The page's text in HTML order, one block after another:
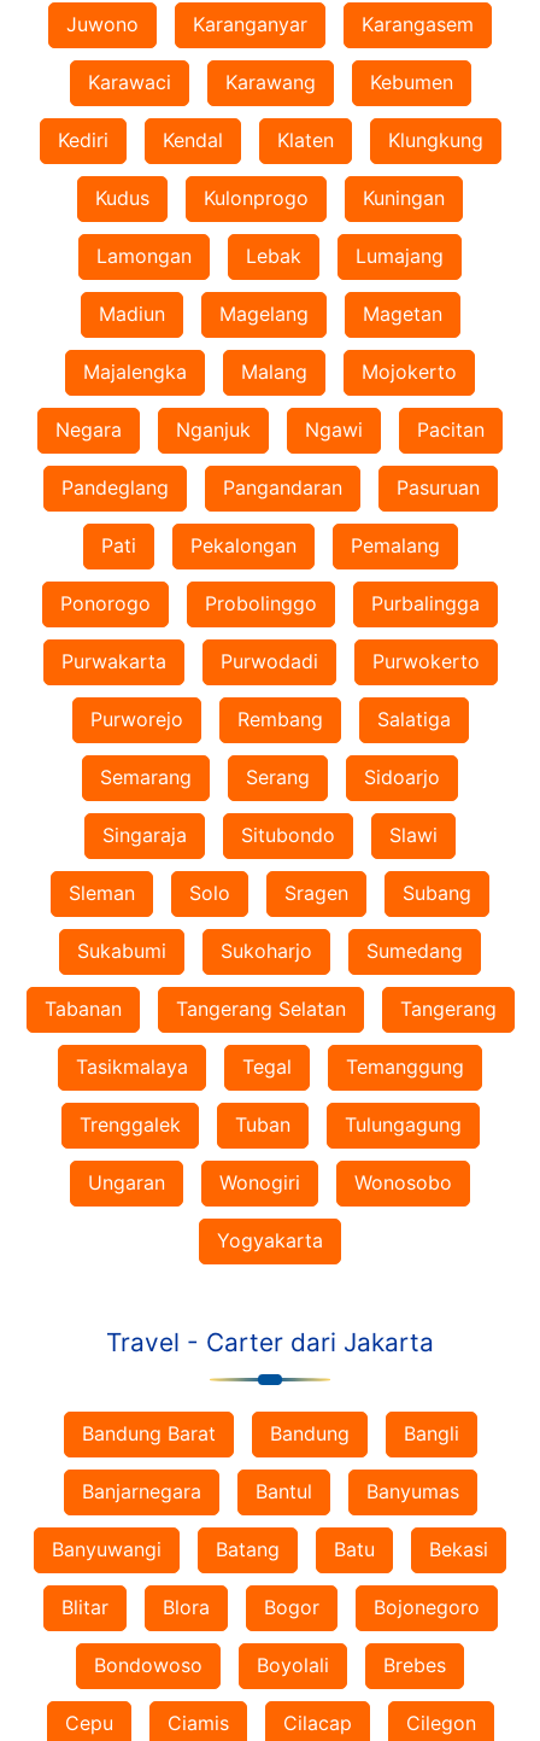
Juwono Karanganyar Karangasem
Karawaci Karawang Kebumen
Kediri Kendal Klaten Klungkung
Kudus Kulonprogo Kuningan
Lamongan Lebak Lumajang
Madiun Magelang Magetan
Majalengka Malang Mojokerto
Negara Nganjuk Ngawi Pacitan
Pandeglang Pangandaran Pasuruan
Pati Pekalongan Pemalang
Ponorogo Probolinggo Purbalingga
Purwakarta Purwodadi Purwokerto
Purworejo Rembang Salatiga
Semarang Serang Sidoarjo
Singaraja Situbondo Slawi
Sleman Solo Sragen Subang
Sukabumi Sukoharjo Sumedang
Tabanan Tangerang Selatan Tangerang
Tasikmalaya Tegal Temanggung
Trenggalek Tuban Tulungagung
Ungaran Wonogiri Wonosobo
Yogyakarta
Travel - Carter dari Jakarta
Bandung Barat Bandung Bangli
Banjarnegara Bantul Banyumas
Banyuwangi Batang Batu Bekasi
Blitar Blora Bogor Bojonegoro
Bondowoso Boyolali Brebes
Cepu Ciamis Cilacap Cilegon